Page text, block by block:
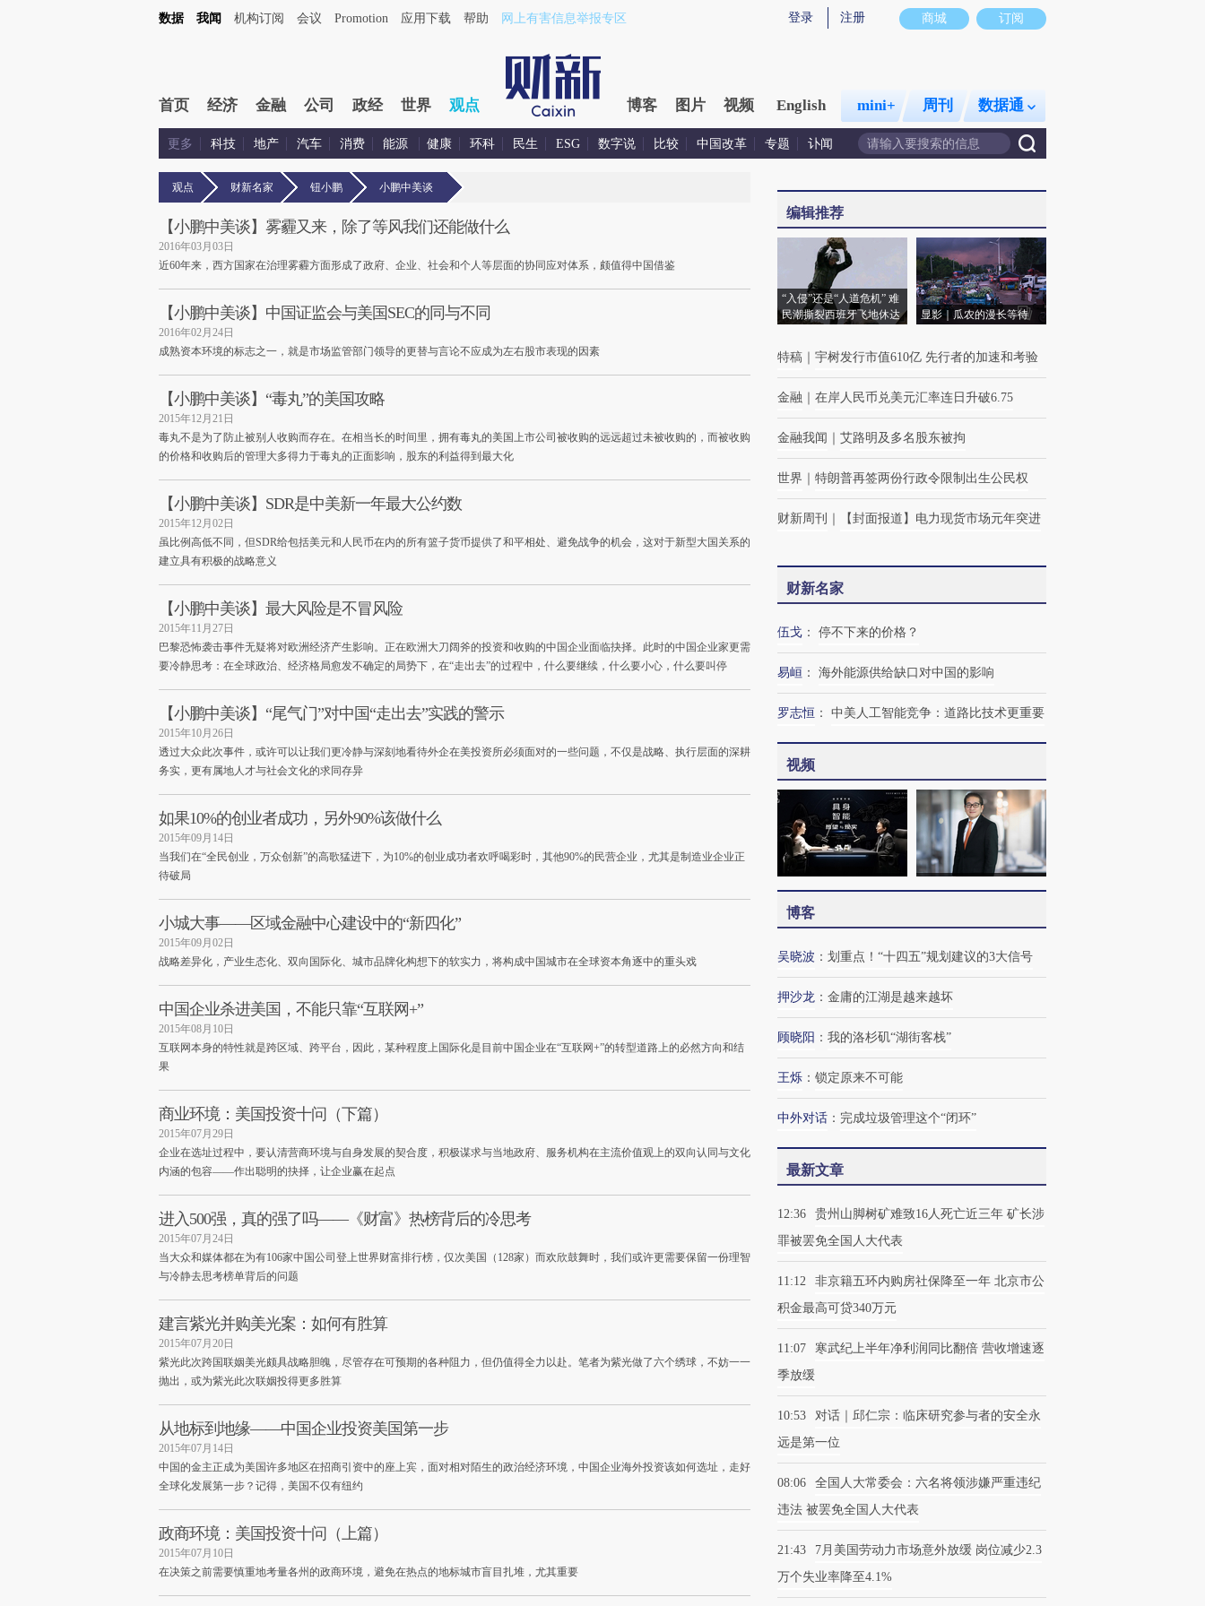
商城 订阅
登录 注册
数据 我闻 机构订阅 会议 Promotion 应用下载 帮助 网上有害信息举报专区
首页 经济 金融 公司 政经 世界 观点 博客 图片 视频 English mini+ 周刊 数据通
更多 科技 地产 汽车 消费 能源 健康 环科 民生 ESG 数字说 比较 中国改革 专题 讣闻
观点 财新名家 钮小鹏 小鹏中美谈
【小鹏中美谈】雾霾又来，除了等风我们还能做什么
2016年03月03日
近60年来，西方国家在治理雾霾方面形成了政府、企业、社会和个人等层面的协同应对体系，颇值得中国借鉴
【小鹏中美谈】中国证监会与美国SEC的同与不同
2016年02月24日
成熟资本环境的标志之一，就是市场监管部门领导的更替与言论不应成为左右股市表现的因素
【小鹏中美谈】“毒丸”的美国攻略
2015年12月21日
毒丸不是为了防止被别人收购而存在。在相当长的时间里，拥有毒丸的美国上市公司被收购的远远超过未被收购的，而被收购
的价格和收购后的管理大多得力于毒丸的正面影响，股东的利益得到最大化
【小鹏中美谈】SDR是中美新一年最大公约数
2015年12月02日
虽比例高低不同，但SDR给包括美元和人民币在内的所有篮子货币提供了和平相处、避免战争的机会，这对于新型大国关系的
建立具有积极的战略意义
【小鹏中美谈】最大风险是不冒风险
2015年11月27日
巴黎恐怖袭击事件无疑将对欧洲经济产生影响。正在欧洲大刀阔斧的投资和收购的中国企业面临抉择。此时的中国企业家更需
要冷静思考：在全球政治、经济格局愈发不确定的局势下，在“走出去”的过程中，什么要继续，什么要小心，什么要叫停
【小鹏中美谈】“尾气门”对中国“走出去”实践的警示
2015年10月26日
透过大众此次事件，或许可以让我们更冷静与深刻地看待外企在美投资所必须面对的一些问题，不仅是战略、执行层面的深耕
务实，更有属地人才与社会文化的求同存异
如果10%的创业者成功，另外90%该做什么
2015年09月14日
当我们在“全民创业，万众创新”的高歌猛进下，为10%的创业成功者欢呼喝彩时，其他90%的民营企业，尤其是制造业企业正
待破局
小城大事——区域金融中心建设中的“新四化”
2015年09月02日
战略差异化，产业生态化、双向国际化、城市品牌化构想下的软实力，将构成中国城市在全球资本角逐中的重头戏
中国企业杀进美国，不能只靠“互联网+”
2015年08月10日
互联网本身的特性就是跨区域、跨平台，因此，某种程度上国际化是目前中国企业在“互联网+”的转型道路上的必然方向和结
果
商业环境：美国投资十问（下篇）
2015年07月29日
企业在选址过程中，要认清营商环境与自身发展的契合度，积极谋求与当地政府、服务机构在主流价值观上的双向认同与文化
内涵的包容——作出聪明的抉择，让企业赢在起点
进入500强，真的强了吗——《财富》热榜背后的冷思考
2015年07月24日
当大众和媒体都在为有106家中国公司登上世界财富排行榜，仅次美国（128家）而欢欣鼓舞时，我们或许更需要保留一份理智
与冷静去思考榜单背后的问题
建言紫光并购美光案：如何有胜算
2015年07月20日
紫光此次跨国联姻美光颇具战略胆魄，尽管存在可预期的各种阻力，但仍值得全力以赴。笔者为紫光做了六个绣球，不妨一一
抛出，或为紫光此次联姻投得更多胜算
从地标到地缘——中国企业投资美国第一步
2015年07月14日
中国的金主正成为美国许多地区在招商引资中的座上宾，面对相对陌生的政治经济环境，中国企业海外投资该如何选址，走好
全球化发展第一步？记得，美国不仅有纽约
政商环境：美国投资十问（上篇）
2015年07月10日
在决策之前需要慎重地考量各州的政商环境，避免在热点的地标城市盲目扎堆，尤其重要
编辑推荐
“入侵”还是“人道危机” 难
民潮撕裂西班牙飞地休达
显影｜瓜农的漫长等待
特稿 宇树发行市值610亿 先行者的加速和考验
金融 在岸人民币兑美元汇率连日升破6.75
金融我闻 艾路明及多名股东被拘
世界 特朗普再签两份行政令限制出生公民权
财新周刊 【封面报道】电力现货市场元年突进
财新名家
伍戈 ： 停不下来的价格？
易峘 ： 海外能源供给缺口对中国的影响
罗志恒 ： 中美人工智能竞争：道路比技术更重要
视频
博客
吴晓波 ： 划重点！“十四五”规划建议的3大信号
押沙龙 ： 金庸的江湖是越来越坏
顾晓阳 ： 我的洛杉矶“湖街客栈”
王烁 ： 锁定原来不可能
中外对话 ： 完成垃圾管理这个“闭环”
最新文章
12:36
贵州山脚树矿难致16人死亡近三年 矿长涉
罪被罢免全国人大代表
11:12
非京籍五环内购房社保降至一年 北京市公
积金最高可贷340万元
11:07
寒武纪上半年净利润同比翻倍 营收增速逐
季放缓
10:53
对话｜邱仁宗：临床研究参与者的安全永
远是第一位
08:06
全国人大常委会：六名将领涉嫌严重违纪
违法 被罢免全国人大代表
21:43
7月美国劳动力市场意外放缓 岗位减少2.3
万个失业率降至4.1%